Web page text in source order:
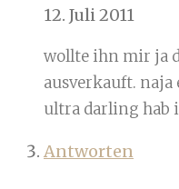
12. Juli 2011
wollte ihn mir ja
ausverkauft. naja
ultra darling hab
Antworten